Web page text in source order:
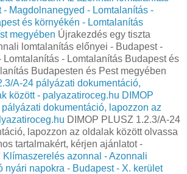
Magdolnanegyed - Lomtalanítás -
és környékén - Lomtalanítás
megyében Újrakezdés egy tiszta
lomtalanítás előnyei - Budapest -
Lomtalanítás - Lomtalanítás Budapest és
Budapesten és Pest megyében
A-24 pályázati dokumentáció,
között - palyazatiroceg.hu DIMOP
dokumentáció, lapozzon az
DIMOP PLUSZ 1.2.3/A-24
lapozzon az oldalak között olvassa
tartalmakért, kérjen ajánlatot -
Klímaszerelés azonnal - Azonnali
nyári napokra - Budapest - X. kerület